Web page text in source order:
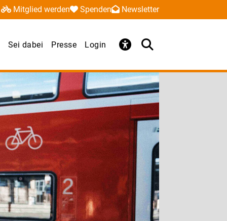
Mitglied werden Spenden Newsletter
Sei dabei Presse Login